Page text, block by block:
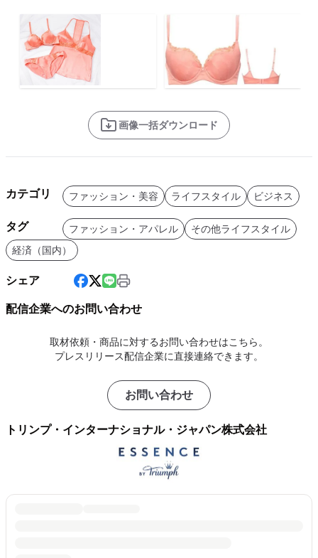
画像一括ダウンロード
カテゴリ ファッション・美容 ライフスタイル ビジネス
タグ ファッション・アパレル
その他ライフスタイル
経済（国内）
シェア
配信企業へのお問い合わせ
取材依頼・商品に対するお問い合わせはこちら。
プレスリリース配信企業に直接連絡できます。
お問い合わせ
トリンプ・インターナショナル・ジャパン株式会社